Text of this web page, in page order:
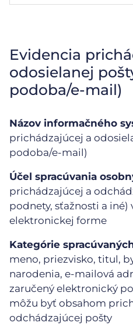
Evidencia
odosielanej
podoba/e-mail)
Názov informačného
prichádzajúcej a
podoba/e-mail)
Účel spracúvania
prichádzajúcej a
podnety, sťažnosti a iné)
elektronickej forme
Kategórie
meno, priezvisko, titul,
narodenia, e-mailová
zaručený elektronický
môžu byť obsahom
odchádzajúcej pošty